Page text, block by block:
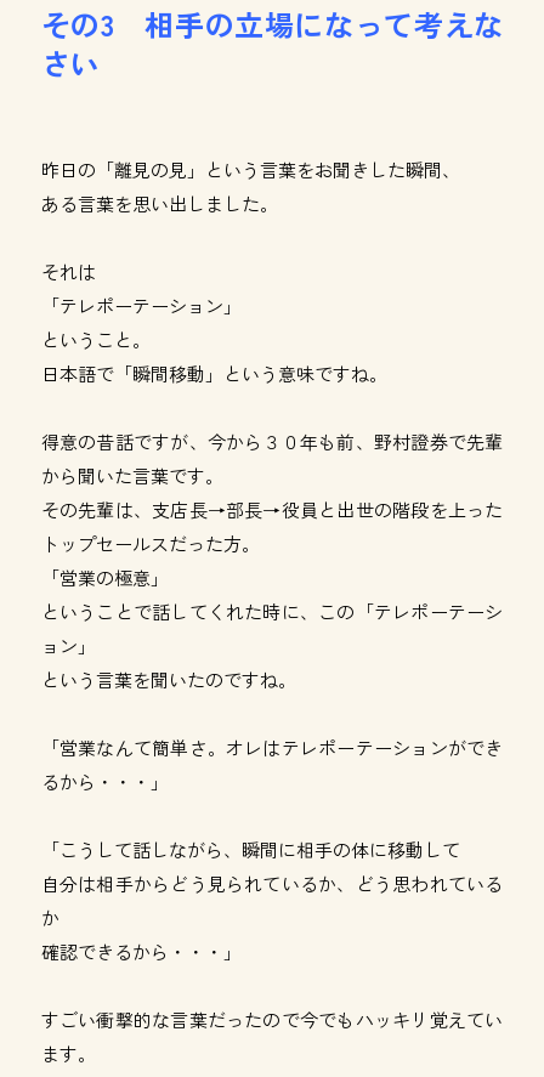
その3 相手の立場になって考えな
さい
昨日の「離見の見」という言葉をお聞きした瞬間、
ある言葉を思い出しました。
それは
「テレポーテーション」
ということ。
日本語で「瞬間移動」という意味ですね。
得意の昔話ですが、今から３０年も前、野村證券で先輩
から聞いた言葉です。
その先輩は、支店長→部長→役員と出世の階段を上った
トップセールスだった方。
「営業の極意」
ということで話してくれた時に、この「テレポーテーシ
ョン」
という言葉を聞いたのですね。
「営業なんて簡単さ。オレはテレポーテーションができ
るから・・・」
「こうして話しながら、瞬間に相手の体に移動して
自分は相手からどう見られているか、どう思われている
か
確認できるから・・・」
すごい衝撃的な言葉だったので今でもハッキリ覚えてい
ます。